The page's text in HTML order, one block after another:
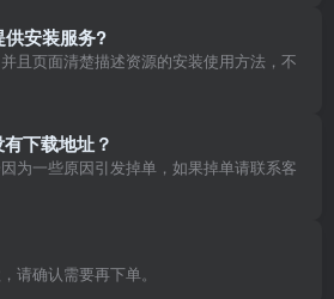
安装服务?
且页面清楚描述资源的安装使用方法，不
下载地址？
为一些原因引发掉单，如果掉单请联系客
请确认需要再下单。